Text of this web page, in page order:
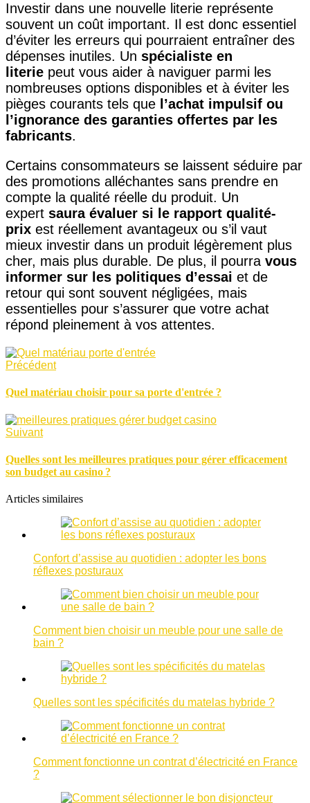
Investir dans une nouvelle literie représente
souvent un coût important. Il est donc essentiel
d’éviter les erreurs qui pourraient entraîner des
dépenses inutiles. Un spécialiste en
literie peut vous aider à naviguer parmi les
nombreuses options disponibles et à éviter les
pièges courants tels que l’achat impulsif ou
l’ignorance des garanties offertes par les
fabricants.
Certains consommateurs se laissent séduire par
des promotions alléchantes sans prendre en
compte la qualité réelle du produit. Un
expert saura évaluer si le rapport qualité-
prix est réellement avantageux ou s’il vaut
mieux investir dans un produit légèrement plus
cher, mais plus durable. De plus, il pourra vous
informer sur les politiques d’essai et de
retour qui sont souvent négligées, mais
essentielles pour s’assurer que votre achat
répond pleinement à vos attentes.
Précédent
Quel matériau choisir pour sa porte d'entrée ?
Suivant
Quelles sont les meilleures pratiques pour gérer efficacement
son budget au casino ?
Articles similaires
Confort d’assise au quotidien : adopter les bons
réflexes posturaux
Comment bien choisir un meuble pour une salle de
bain ?
Quelles sont les spécificités du matelas hybride ?
Comment fonctionne un contrat d’électricité en France
?